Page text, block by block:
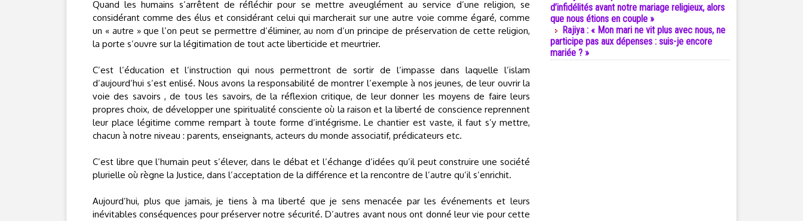
Quand les humains s’arrêtent de réfléchir pour se mettre aveuglément au service d’une religion, se
considérant comme des élus et considérant celui qui marcherait sur une autre voie comme égaré, comme
un « autre » que l’on peut se permettre d’éliminer, au nom d’un principe de préservation de cette religion,
la porte s’ouvre sur la légitimation de tout acte liberticide et meurtrier.
C’est l’éducation et l’instruction qui nous permettront de sortir de l’impasse dans laquelle l’islam
d’aujourd’hui s’est enlisé. Nous avons la responsabilité de montrer l’exemple à nos jeunes, de leur ouvrir la
voie des savoirs , de tous les savoirs, de la réflexion critique, de leur donner les moyens de faire leurs
propres choix, de développer une spiritualité consciente où la raison et la liberté de conscience reprennent
leur place légitime comme rempart à toute forme d’intégrisme. Le chantier est vaste, il faut s’y mettre,
chacun à notre niveau : parents, enseignants, acteurs du monde associatif, prédicateurs etc.
C’est libre que l’humain peut s’élever, dans le débat et l’échange d’idées qu’il peut construire une société
plurielle où règne la Justice, dans l’acceptation de la différence et la rencontre de l’autre qu’il s’enrichit.
Aujourd’hui, plus que jamais, je tiens à ma liberté que je sens menacée par les événements et leurs
inévitables conséquences pour préserver notre sécurité. D’autres avant nous ont donné leur vie pour cette
d’infidélités avant notre mariage religieux, alors
que nous étions en couple »
Rajiya : « Mon mari ne vit plus avec nous, ne
participe pas aux dépenses : suis-je encore
mariée ? »